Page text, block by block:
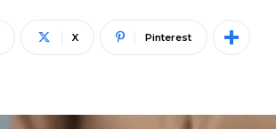
X Pinterest